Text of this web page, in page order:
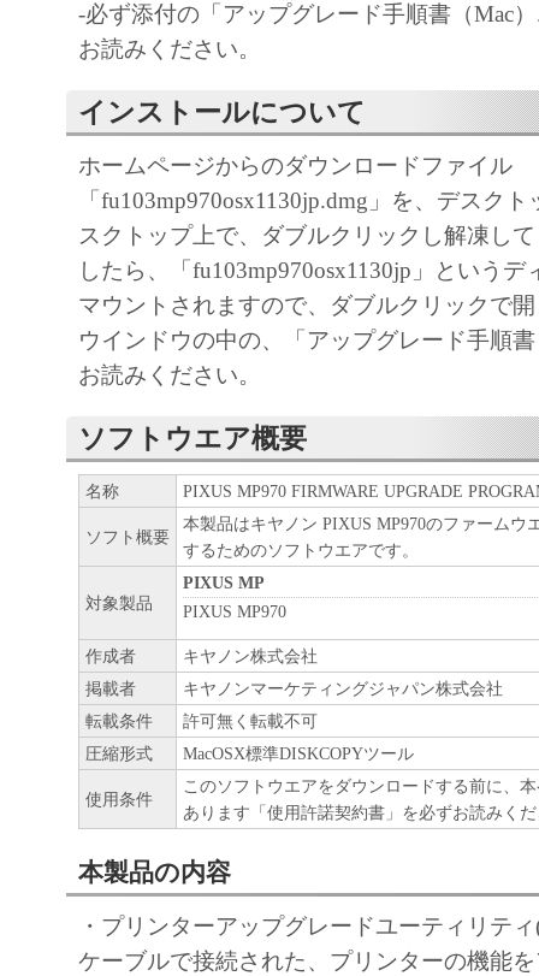
失、損害等について、いかなる場合に
任を負いません。
ユーザーは、日本国政府または該当国
許可等を得ることなしに、本ソフトウ
一部を、直接または間接に輸出しては
-必ず添付の「アップグレード手順書（Mac
お読みください。
インストールについて
ホームページからのダウンロードファイル
「fu103mp970osx1130jp.dmg」を、デスク
スクトップ上で、ダブルクリックし解凍し
したら、「fu103mp970osx1130jp」というデ
マウントされますので、ダブルクリックで
ウインドウの中の、「アップグレード手順
お読みください。
ソフトウエア概要
名称 PIXUS MP970 FIRMWARE UPGRADE
ソフト概要
本製品はキヤノン PIXUS MP970のファームウ
するためのソフトウエアです。
対象製品
PIXUS MP
PIXUS MP970
作成者
キヤノン株式会社
掲載者
キヤノンマーケティングジャパン株式会社
転載条件
許可無く転載不可
圧縮形式
MacOSX標準DISKCOPYツール
使用条件
このソフトウエアをダウンロードする前に、
あります「使用許諾契約書」を必ずお読みく
本製品の内容
・プリンターアップグレードユーティリテ
ケーブルで接続された、プリンターの機能